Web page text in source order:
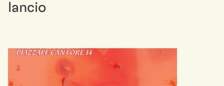
lancio